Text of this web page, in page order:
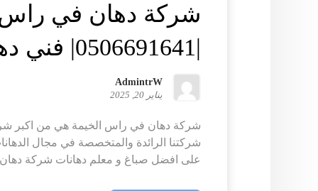
شركة دهان في راس
AdmintrW
يناير 20, 2025
شركة دهان في راس الخيمة هي من اكبر
شركتنا الرائدة والمتخصصة في مجال
على افضل صباغ و معلم دهانات شركة